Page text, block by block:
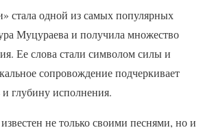
стала одной из самых популярных
Муцураева и получила множество
Ее слова стали символом силы и
сопровождение подчеркивает
глубину исполнения.
не только своими песнями, но и